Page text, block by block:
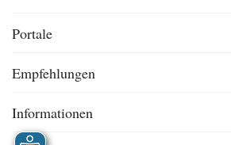
Portale
Empfehlungen
Informationen